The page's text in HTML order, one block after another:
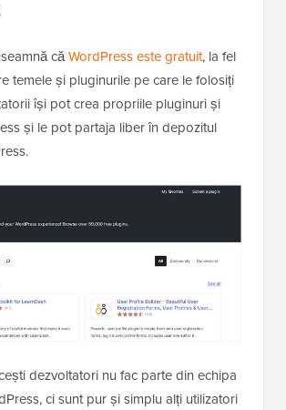
căWordPress este gratuit, la fel
temele și pluginurile pe care le folosiți
își pot crea propriile pluginuri și
și le pot partaja liber în depozitul
dezvoltatori nu fac parte din echipa
ci sunt pur și simplu alți utilizatori